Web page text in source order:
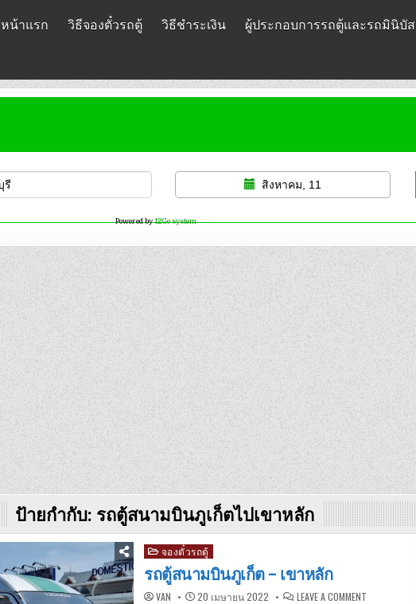
หน้าแรก วิธีจองตั๋วรถตู้ วิธีชำระเงิน ผู้ประกอบการรถตู้และรถมินิบัส
สิงหาคม, 11
Powered by12Go system
ป้ายกำกับ: รถตู้สนามบินภูเก็ตไปเขาหลัก
Posted
in
จองตั๋วรถตู้
รถตู้สนามบินภูเก็ต – เขาหลัก
VAN 20 เมษายน 2022 LEAVE A COMMENT